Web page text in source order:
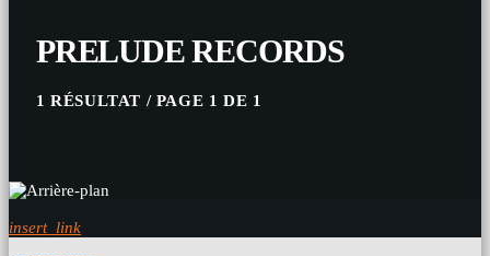
PRELUDE RECORDS
1 RÉSULTAT / PAGE 1 DE 1
insert_link